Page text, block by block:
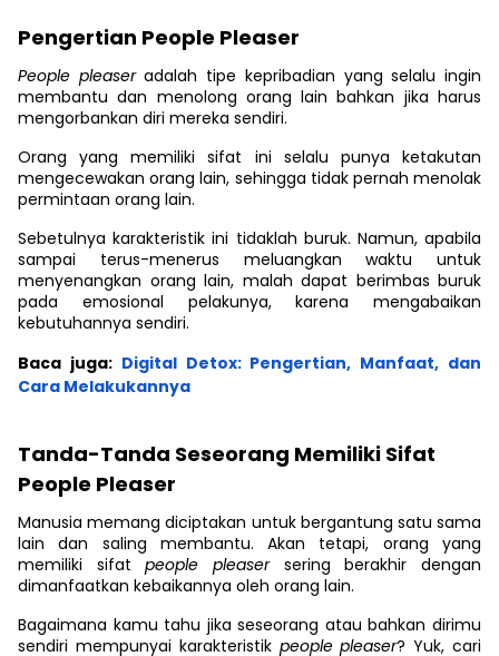
Pengertian People Pleaser
People pleaseradalah tipe kepribadian yang selalu ingin
membantu dan menolong orang lain bahkan jika harus
mengorbankan diri mereka sendiri.
Orang yang memiliki sifat ini selalu punya ketakutan
mengecewakan orang lain, sehingga tidak pernah menolak
permintaan orang lain.
Sebetulnya karakteristik ini tidaklah buruk. Namun, apabila
sampai terus-menerus meluangkan waktu untuk
menyenangkan orang lain, malah dapat berimbas buruk
pada emosional pelakunya, karena mengabaikan
kebutuhannya sendiri.
Baca juga:Digital Detox: Pengertian, Manfaat, dan
Cara Melakukannya
Tanda-Tanda Seseorang Memiliki Sifat
People Pleaser
Manusia memang diciptakan untuk bergantung satu sama
lain dan saling membantu. Akan tetapi, orang yang
memiliki sifatpeople pleaser sering berakhir dengan
dimanfaatkan kebaikannya oleh orang lain.
Bagaimana kamu tahu jika seseorang atau bahkan dirimu
sendiri mempunyai karakteristik people pleaser? Yuk, cari